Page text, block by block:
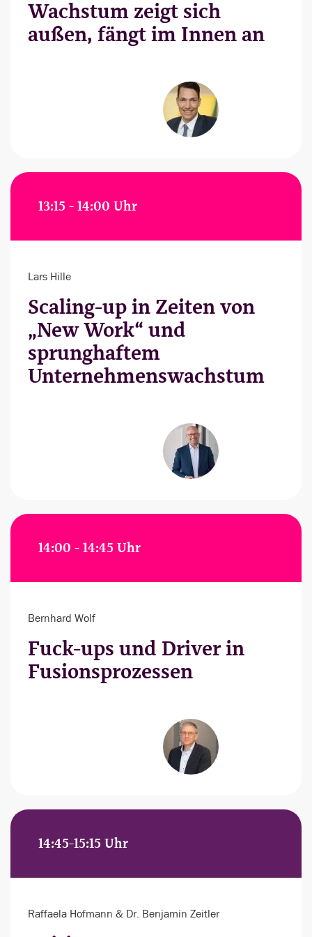
Wachstum zeigt sich
außen, fängt im Innen an
13:15 - 14:00 Uhr
Lars Hille
Scaling-up in Zeiten von
„New Work“ und
sprunghaftem
Unternehmenswachstum
14:00 - 14:45 Uhr
Bernhard Wolf
Fuck-ups und Driver in
Fusionsprozessen
14:45-15:15 Uhr
Raffaela Hofmann & Dr. Benjamin Zeitler